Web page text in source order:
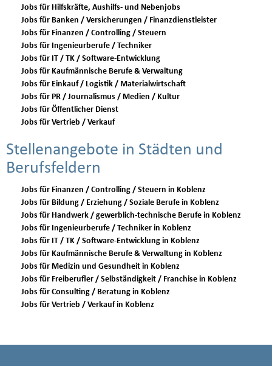
Jobs für Hilfskräfte, Aushilfs- und Nebenjobs
Jobs für Banken / Versicherungen / Finanzdienstleister
Jobs für Finanzen / Controlling / Steuern
Jobs für Ingenieurberufe / Techniker
Jobs für IT / TK / Software-Entwicklung
Jobs für Kaufmännische Berufe & Verwaltung
Jobs für Einkauf / Logistik / Materialwirtschaft
Jobs für PR / Journalismus / Medien / Kultur
Jobs für Öffentlicher Dienst
Jobs für Vertrieb / Verkauf
Stellenangebote in Städten und
Berufsfeldern
Jobs für Finanzen / Controlling / Steuern in Koblenz
Jobs für Bildung / Erziehung / Soziale Berufe in Koblenz
Jobs für Handwerk / gewerblich-technische Berufe in Koblenz
Jobs für Ingenieurberufe / Techniker in Koblenz
Jobs für IT / TK / Software-Entwicklung in Koblenz
Jobs für Kaufmännische Berufe & Verwaltung in Koblenz
Jobs für Medizin und Gesundheit in Koblenz
Jobs für Freiberufler / Selbständigkeit / Franchise in Koblenz
Jobs für Consulting / Beratung in Koblenz
Jobs für Vertrieb / Verkauf in Koblenz